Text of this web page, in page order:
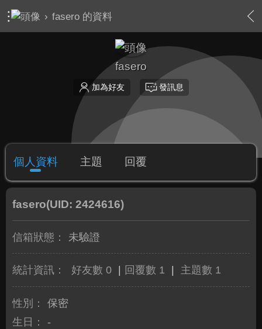
› fasero 的資料
fasero
加為好友 發訊息
個人資料 主題 回覆
fasero(UID: 2424616)
信箱狀態： 未驗證
統計資訊： 好友數 0 回覆數 1 主題數 1
性別：
保密
生日：
-